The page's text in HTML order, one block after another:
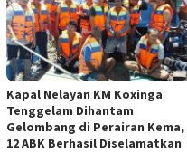
Kapal Nelayan KM Koxinga
Tenggelam Dihantam
Gelombang di Perairan Kema,
12 ABK Berhasil Diselamatkan